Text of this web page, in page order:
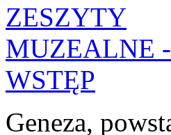
Geneza,